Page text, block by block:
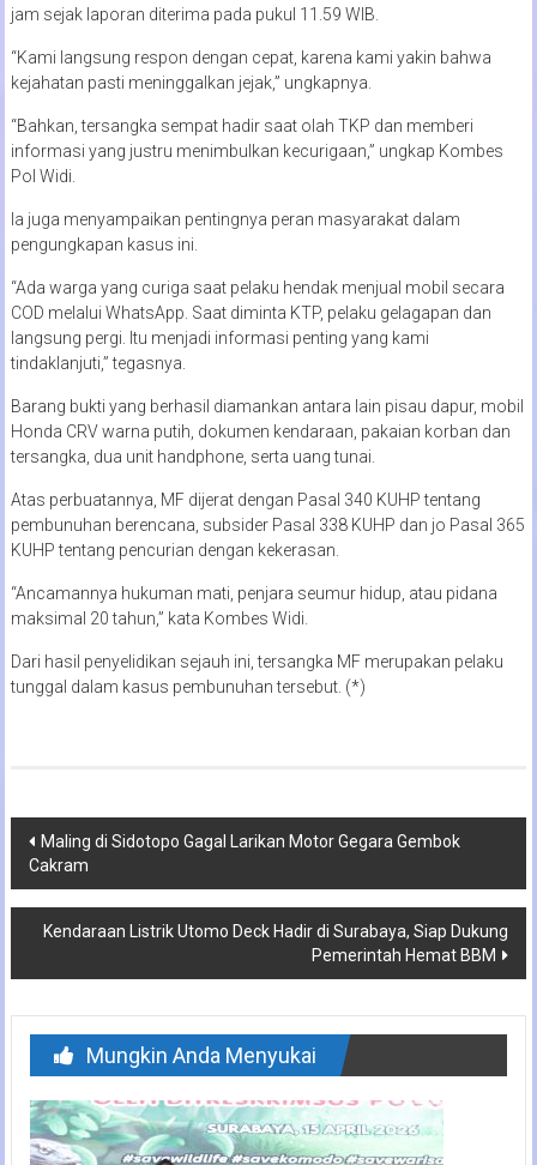
jam sejak laporan diterima pada pukul 11.59 WIB.
“Kami langsung respon dengan cepat, karena kami yakin bahwa
kejahatan pasti meninggalkan jejak,” ungkapnya.
“Bahkan, tersangka sempat hadir saat olah TKP dan memberi
informasi yang justru menimbulkan kecurigaan,” ungkap Kombes
Pol Widi.
Ia juga menyampaikan pentingnya peran masyarakat dalam
pengungkapan kasus ini.
“Ada warga yang curiga saat pelaku hendak menjual mobil secara
COD melalui WhatsApp. Saat diminta KTP, pelaku gelagapan dan
langsung pergi. Itu menjadi informasi penting yang kami
tindaklanjuti,” tegasnya.
Barang bukti yang berhasil diamankan antara lain pisau dapur, mobil
Honda CRV warna putih, dokumen kendaraan, pakaian korban dan
tersangka, dua unit handphone, serta uang tunai.
Atas perbuatannya, MF dijerat dengan Pasal 340 KUHP tentang
pembunuhan berencana, subsider Pasal 338 KUHP dan jo Pasal 365
KUHP tentang pencurian dengan kekerasan.
“Ancamannya hukuman mati, penjara seumur hidup, atau pidana
maksimal 20 tahun,” kata Kombes Widi.
Dari hasil penyelidikan sejauh ini, tersangka MF merupakan pelaku
tunggal dalam kasus pembunuhan tersebut. (*)
Navigasi
pos
Maling di Sidotopo Gagal Larikan Motor Gegara Gembok
Cakram
Kendaraan Listrik Utomo Deck Hadir di Surabaya, Siap Dukung
Pemerintah Hemat BBM
Mungkin Anda Menyukai